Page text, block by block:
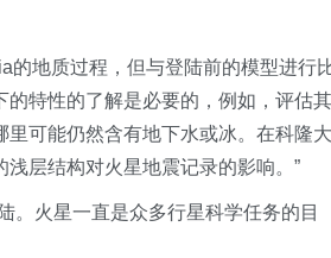
的地质过程，但与登陆前的模型进行
特性的了解是必要的，例如，评估其
可能仍然含有地下水或冰。在科隆大
层结构对火星地震记录的影响。”
。火星一直是众多行星科学任务的目